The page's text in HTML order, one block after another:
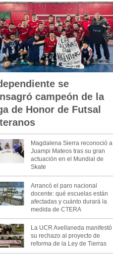
se
campeón de la
de Honor de Futsal
Magdalena Sierra reconoció a
Juampi Mateos tras su gran
actuación en el Mundial de
Skate
Arrancó el paro nacional
docente: qué escuelas están
afectadas y cuánto durará la
medida de CTERA
La UCR Avellaneda manifestó
su rechazo al proyecto de
reforma de la Ley de Tierras